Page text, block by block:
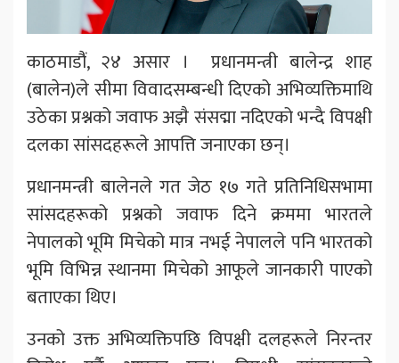
काठमाडौंं, २४ असार । प्रधानमन्त्री बालेन्द्र शाह
(बालेन)ले सीमा विवादसम्बन्धी दिएको अभिव्यक्तिमाथि
उठेका प्रश्नको जवाफ अझै संसद्मा नदिएको भन्दै विपक्षी
दलका सांसदहरूले आपत्ति जनाएका छन्।
प्रधानमन्त्री बालेनले गत जेठ १७ गते प्रतिनिधिसभामा
सांसदहरूको प्रश्नको जवाफ दिने क्रममा भारतले
नेपालको भूमि मिचेको मात्र नभई नेपालले पनि भारतको
भूमि विभिन्न स्थानमा मिचेको आफूले जानकारी पाएको
बताएका थिए।
उनको उक्त अभिव्यक्तिपछि विपक्षी दलहरूले निरन्तर